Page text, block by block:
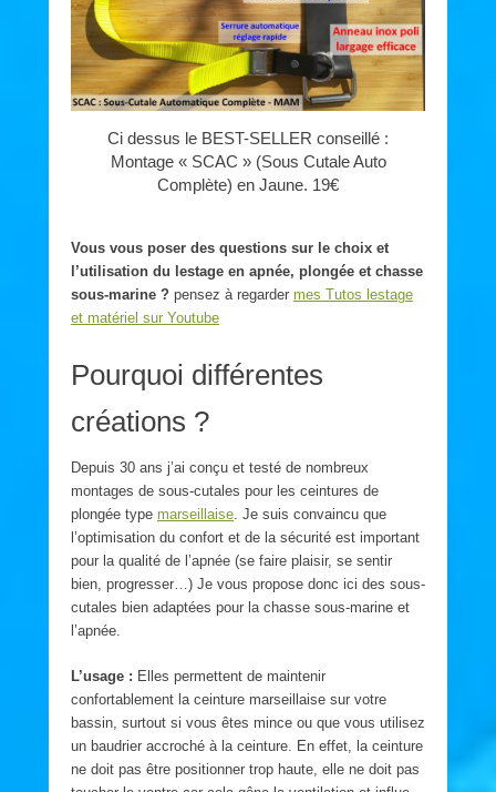
Ci dessus le BEST-SELLER conseillé :
Montage « SCAC » (Sous Cutale Auto
Complète) en Jaune. 19€
Vous vous poser des questions sur le choix et
l’utilisation du lestage en apnée, plongée et chasse
sous-marine ? pensez à regarder mes Tutos lestage
et matériel sur Youtube
Pourquoi différentes
créations ?
Depuis 30 ans j’ai conçu et testé de nombreux
montages de sous-cutales pour les ceintures de
plongée type marseillaise. Je suis convaincu que
l’optimisation du confort et de la sécurité est important
pour la qualité de l’apnée (se faire plaisir, se sentir
bien, progresser…) Je vous propose donc ici des sous-
cutales bien adaptées pour la chasse sous-marine et
l’apnée.
L’usage : Elles permettent de maintenir
confortablement la ceinture marseillaise sur votre
bassin, surtout si vous êtes mince ou que vous utilisez
un baudrier accroché à la ceinture. En effet, la ceinture
ne doit pas être positionner trop haute, elle ne doit pas